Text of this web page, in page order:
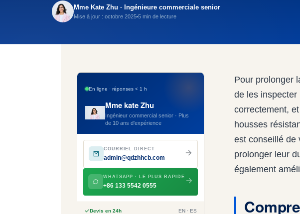
Mme Kate Zhu · Ingénieure commerciale senior
Mise à jour : octobre 2025 5 min de lecture
En ligne · réponses < 1 h
Mme kate Zhu
Ingénieur commercial senior · Plus
de 10 ans d'expérience
COURRIEL DIRECT
admin@qdzhhcb.com
WHATSAPP · LE PLUS RAPIDE
+86 133 5542 0555
Devis en 24h EN · ES
Pour prolonger
de les
correctement,
housses
est conseillé de
prolonger leur
également